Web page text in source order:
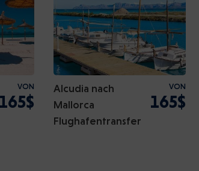
VON
165$
Alcudia nach
Mallorca
Flughafentransfer
VON
165$